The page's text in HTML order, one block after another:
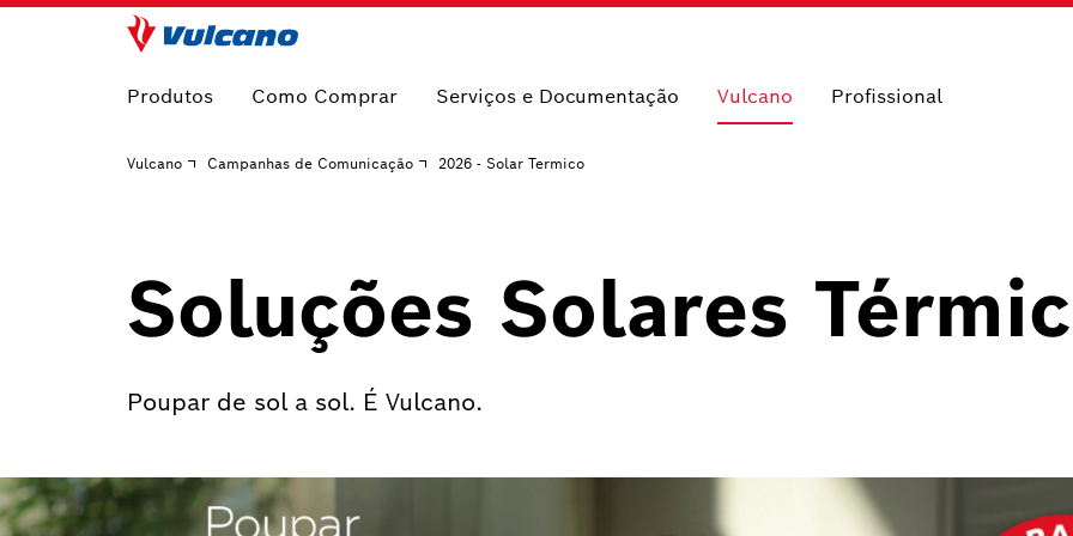
Produtos Como Comprar Serviços e Documentação Vulcano Profissional
Vulcano Campanhas de Comunicação 2026 - Solar Termico
Soluções Solares
Poupar de sol a sol. É Vulcano.